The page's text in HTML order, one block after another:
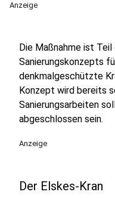
Anzeige
Die Maßnahme ist
Sanierungskonzepts
denkmalgeschützte
Konzept wird bereits
Sanierungsarbeiten
abgeschlossen sein.
Anzeige
Der Elskes-Kran